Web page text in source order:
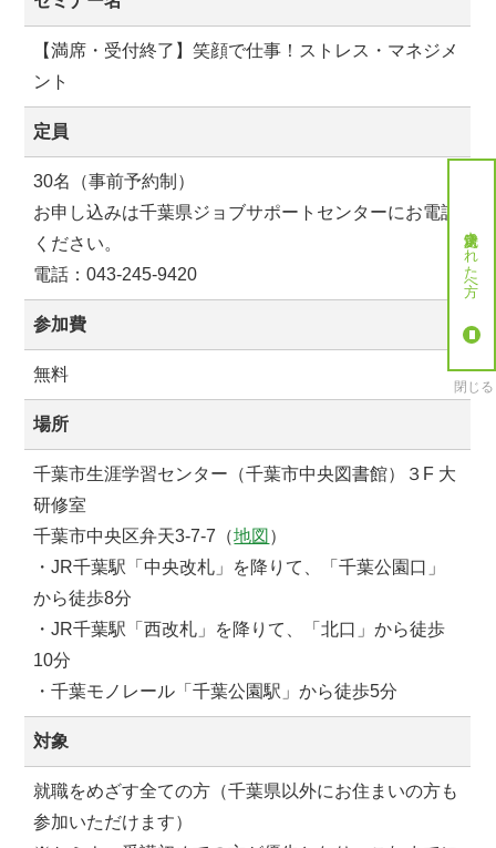
【満席・受付終了】笑顔で仕事！ストレス・マネジメ
ント
定員
30名（事前予約制）
お申し込みは千葉県ジョブサポートセンターにお電話
ください。
電話：043-245-9420
参加費
無料
場所
千葉市生涯学習センター（千葉市中央図書館）３ F 大
研修室
千葉市中央区弁天3-7-7 （地図 ）
・JR千葉駅「中央改札」を降りて、「千葉公園口」
から徒歩8分
・JR千葉駅「西改札」を降りて、「北口」から徒歩
10分
・千葉モノレール「千葉公園駅」から徒歩5分
対象
就職をめざす全ての方（千葉県以外にお住まいの方も
参加いただけます）
就労決定された方へ
閉じる